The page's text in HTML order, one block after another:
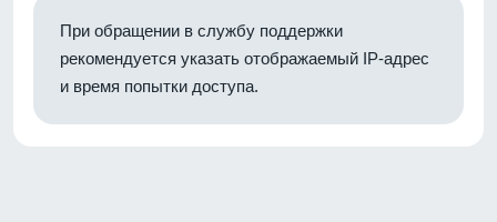
При обращении в службу поддержки
рекомендуется указать отображаемый IP-адрес
и время попытки доступа.